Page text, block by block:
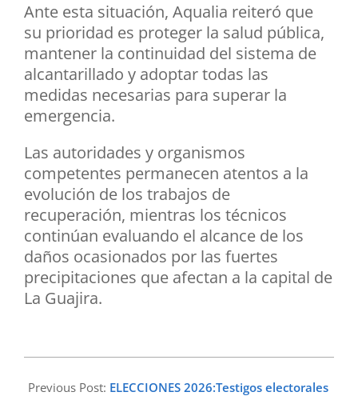
Ante esta situación, Aqualia reiteró que
su prioridad es proteger la salud pública,
mantener la continuidad del sistema de
alcantarillado y adoptar todas las
medidas necesarias para superar la
emergencia.
Las autoridades y organismos
competentes permanecen atentos a la
evolución de los trabajos de
recuperación, mientras los técnicos
continúan evaluando el alcance de los
daños ocasionados por las fuertes
precipitaciones que afectan a la capital de
La Guajira.
06-
Previous Post: ELECCIONES 2026:Testigos electorales